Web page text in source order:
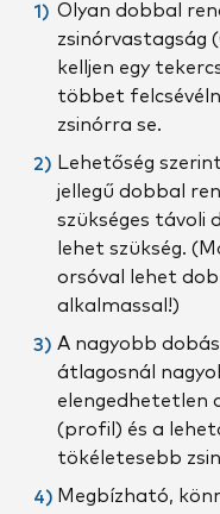
Olyan dobbal
zsinórvastagság
kelljen egy
többet
zsinórra se.
Lehetőség
jellegű dobbal
szükséges távoli
lehet szükség.
orsóval lehet
alkalmassal!)
A nagyobb
átlagosnál
elengedhetetlen
(profil) és a
tökéletesebb
Megbízható,